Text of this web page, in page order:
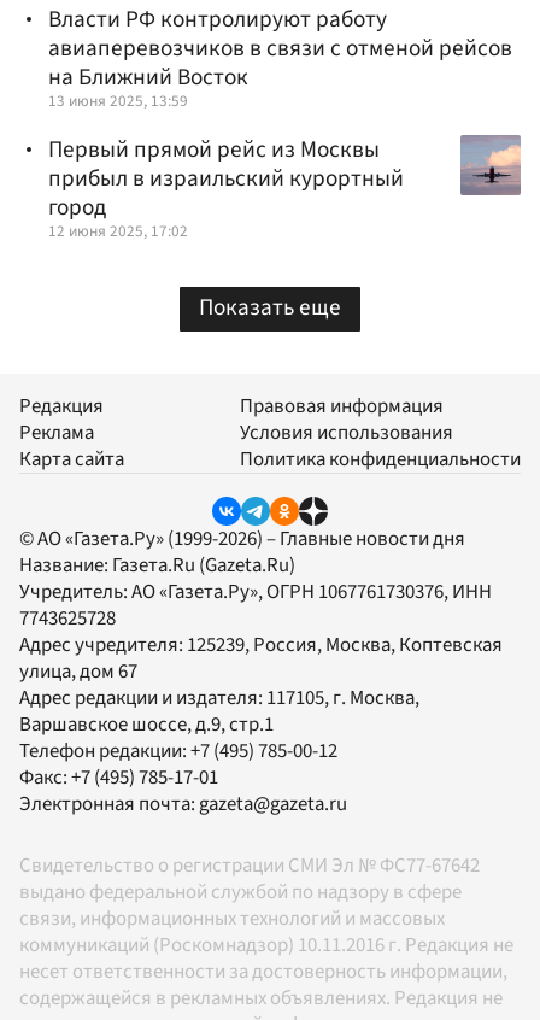
Власти РФ контролируют работу
авиаперевозчиков в связи с отменой рейсов
на Ближний Восток
13 июня 2025, 13:59
Первый прямой рейс из Москвы
прибыл в израильский курортный
город
12 июня 2025, 17:02
Показать еще
Редакция
Реклама
Карта сайта
Правовая информация
Условия использования
Политика конфиденциальности
© АО «Газета.Ру» (1999-2026) – Главные новости дня
Название: Газета.Ru (Gazeta.Ru)
Учредитель:АО «Газета.Ру», ОГРН 1067761730376, ИНН
7743625728
Адрес учредителя: 125239, Россия, Москва, Коптевская
улица, дом 67
Адрес редакции и издателя: 117105, г. Москва,
Варшавское шоссе, д.9, стр.1
Телефон редакции:+7 (495) 785-00-12
Факс:+7 (495) 785-17-01
Электронная почта:gazeta@gazeta.ru
Свидетельство о регистрации СМИ Эл № ФС77-67642
выдано федеральной службой по надзору в сфере
связи, информационных технологий и массовых
коммуникаций (Роскомнадзор) 10.11.2016 г. Редакция не
несет ответственности за достоверность информации,
содержащейся в рекламных объявлениях. Редакция не